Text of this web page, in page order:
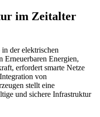
im Zeitalter
der elektrischen
Erneuerbaren Energien,
erfordert smarte Netze
von
stellt eine
und sichere Infrastruktur